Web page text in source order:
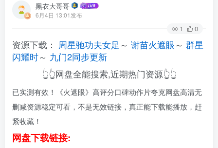
黑衣大哥哥
6月4日 13:01发布
1 0
资源下载： 周星驰功夫女足 ～ 谢苗火遮眼～ 群星
闪耀时～ 九门2同步更新
👆👆网盘全能搜索,近期热门资源👆👆
已实测有效！《火遮眼》高评分口碑动作片夸克网盘高清无
删减资源稳定可看，不是无效链接，真正能下载能播放，赶
紧收藏！
网盘下载链接: